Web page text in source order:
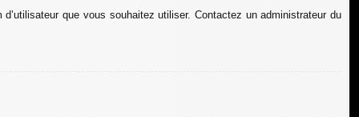
que vous souhaitez utiliser. Contactez un administrateur du